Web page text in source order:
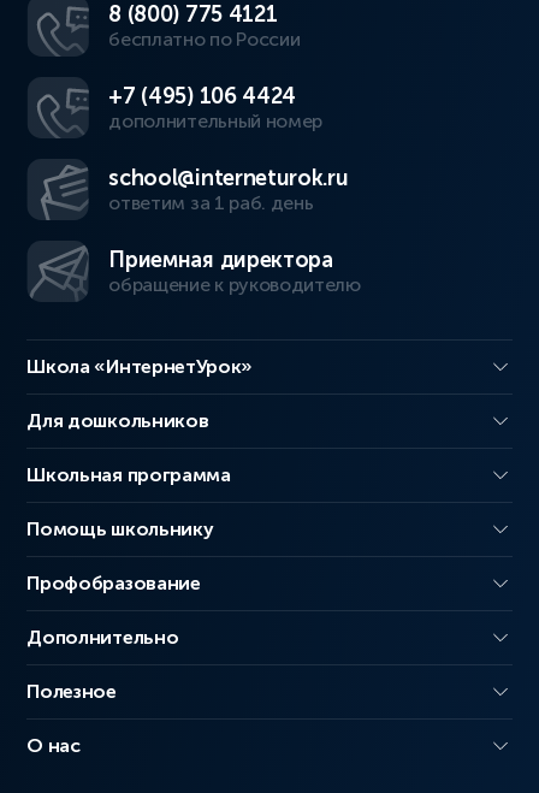
8 (800) 775 4121
бесплатно по России
+7 (495) 106 4424
дополнительный номер
school@interneturok.ru
ответим за 1 раб. день
Приемная директора
обращение к руководителю
Школа «ИнтернетУрок»
Для дошкольников
Школьная программа
Помощь школьнику
Профобразование
Дополнительно
Полезное
О нас